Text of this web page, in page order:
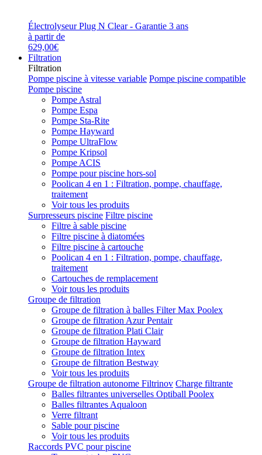
Électrolyseur Plug N Clear - Garantie 3 ans
à partir de
629,00€
Filtration
Filtration
Pompe piscine à vitesse variable Pompe piscine compatible
Pompe piscine
Pompe Astral
Pompe Espa
Pompe Sta-Rite
Pompe Hayward
Pompe UltraFlow
Pompe Kripsol
Pompe ACIS
Pompe pour piscine hors-sol
Poolican 4 en 1 : Filtration, pompe, chauffage,
traitement
Voir tous les produits
Surpresseurs piscine Filtre piscine
Filtre à sable piscine
Filtre piscine à diatomées
Filtre piscine à cartouche
Poolican 4 en 1 : Filtration, pompe, chauffage,
traitement
Cartouches de remplacement
Voir tous les produits
Groupe de filtration
Groupe de filtration à balles Filter Max Poolex
Groupe de filtration Azur Pentair
Groupe de filtration Plati Clair
Groupe de filtration Hayward
Groupe de filtration Intex
Groupe de filtration Bestway
Voir tous les produits
Groupe de filtration autonome Filtrinov Charge filtrante
Balles filtrantes universelles Optiball Poolex
Balles filtrantes Aqualoon
Verre filtrant
Sable pour piscine
Voir tous les produits
Raccords PVC pour piscine